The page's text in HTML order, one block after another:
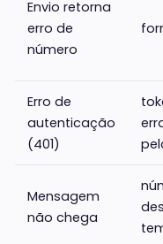
Envio retorna
erro de
número
Erro de
autenticação
(401)
Mensagem
não chega